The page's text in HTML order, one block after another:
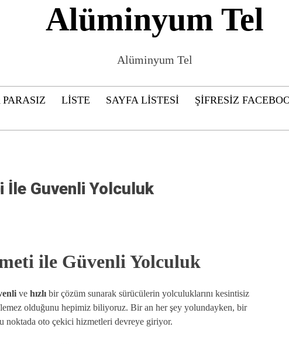
Alüminyum Tel
Alüminyum Tel
LISTE SAYFA LISTESI
ŞIFRESIZ
İle Guvenli Yolculuk
ile Güvenli Yolculuk
ve hızlı bir çözüm sunarak sürücülerin yolculuklarını kesintisiz
olduğunu hepimiz biliyoruz. Bir an her şey yolundayken, bir
noktada oto çekici hizmetleri devreye giriyor.